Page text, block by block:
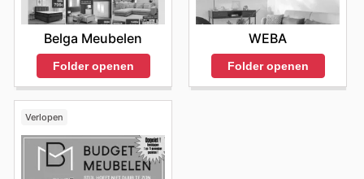
Belga Meubelen
Folder openen
WEBA
Folder openen
Verlopen